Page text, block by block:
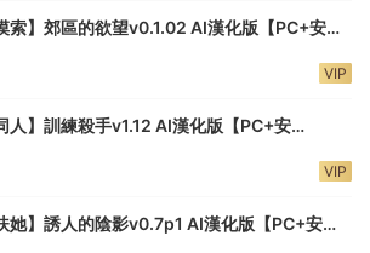
索】郊區的欲望v0.1.02 AI漢化版【PC+安
VIP
人】訓練殺手v1.12 AI漢化版【PC+安
VIP
她】誘人的陰影v0.7p1 AI漢化版【PC+安